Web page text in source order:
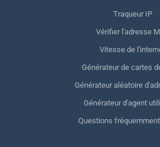
Traqueur IP
Vérifier l'adresse
Vitesse de
Générateur de cartes
Générateur aléatoire
Générateur d'agent
Questions